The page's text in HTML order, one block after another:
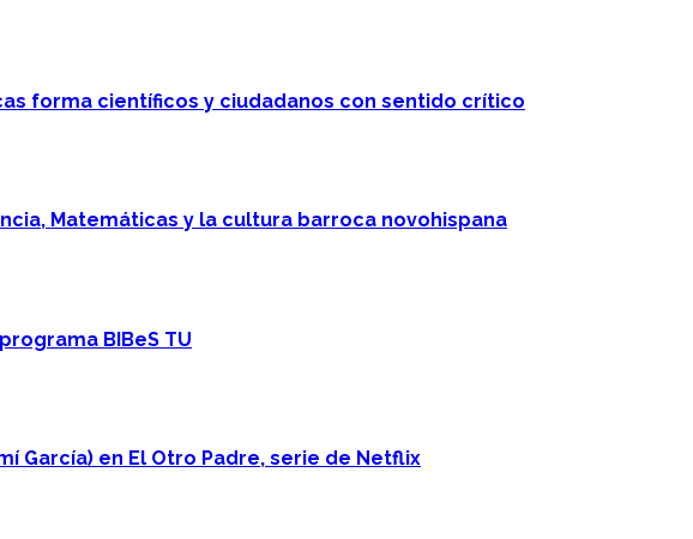
forma científicos y ciudadanos con sentido crítico
Matemáticas y la cultura barroca novohispana
BIBeS TU
García) en El Otro Padre, serie de Netflix